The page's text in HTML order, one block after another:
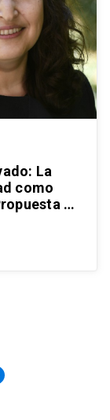
La
como
de
civil